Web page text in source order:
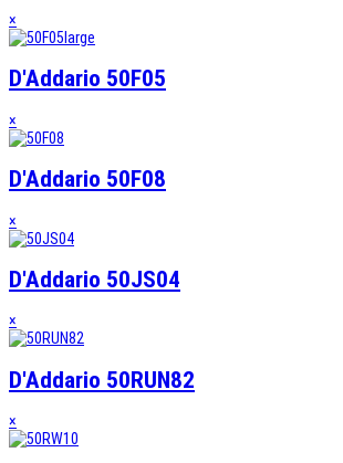
×
D'Addario 50F05
×
D'Addario 50F08
×
D'Addario 50JS04
×
D'Addario 50RUN82
×